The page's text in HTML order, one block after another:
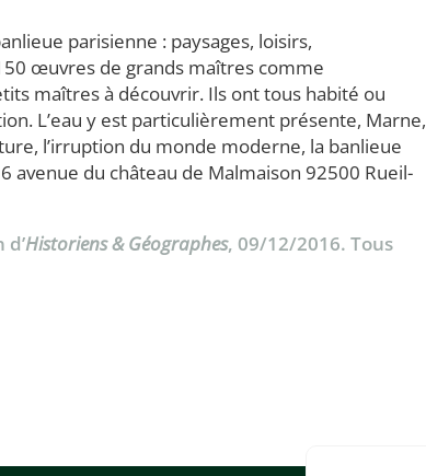
parisienne : paysages, loisirs,
œuvres de grands maîtres comme
maîtres à découvrir. Ils ont tous habité ou
L’eau y est particulièrement présente, Marne,
l’irruption du monde moderne, la banlieue
avenue du château de Malmaison 92500 Rueil-
Historiens & Géographes, 09/12/2016. Tous